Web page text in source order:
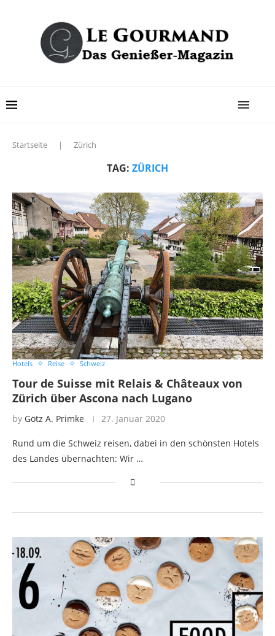
Startseite | Zürich
TAG: ZÜRICH
Hotels Reise Schweiz
Tour de Suisse mit Relais & Châteaux von
Zürich über Ascona nach Lugano
by Götz A. Primke 27. Januar 2020
Rund um die Schweiz reisen, dabei in den schönsten Hotels
des Landes übernachten: Wir …